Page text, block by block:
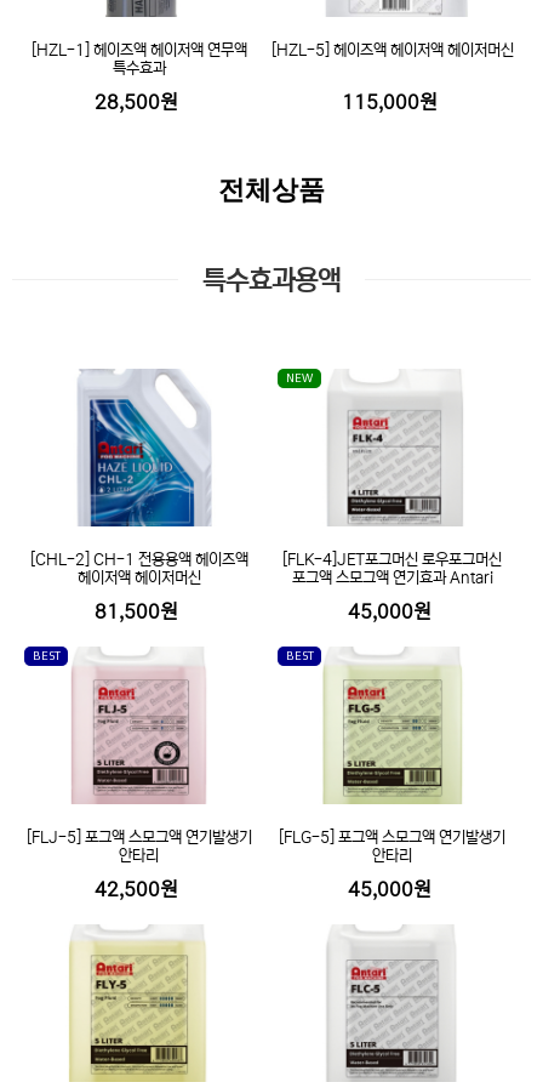
[HZL-1] 헤이즈액 헤이저액 연무액
특수효과
28,500원
[HZL-5] 헤이즈액 헤이저액 헤이저머신
115,000원
전체상품
특수효과용액
[CHL-2] CH-1 전용용액 헤이즈액
헤이저액 헤이저머신
81,500원
NEW
[FLK-4]JET포그머신 로우포그머신
포그액 스모그액 연기효과 Antari
45,000원
BEST
[FLJ-5] 포그액 스모그액 연기발생기
안타리
42,500원
BEST
[FLG-5] 포그액 스모그액 연기발생기
안타리
45,000원